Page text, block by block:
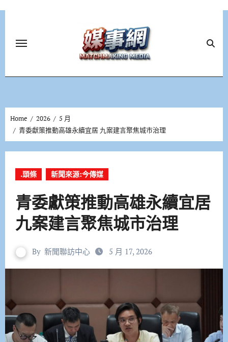
Home 2026
5 月
青委獻策推動高雄永續宜居 九案建言聚焦城市治理
.頭條 新聞來源:今傳媒
青委獻策推動高雄永續宜居
九案建言聚焦城市治理
By 新聞聯訪中心 5 月 17, 2026